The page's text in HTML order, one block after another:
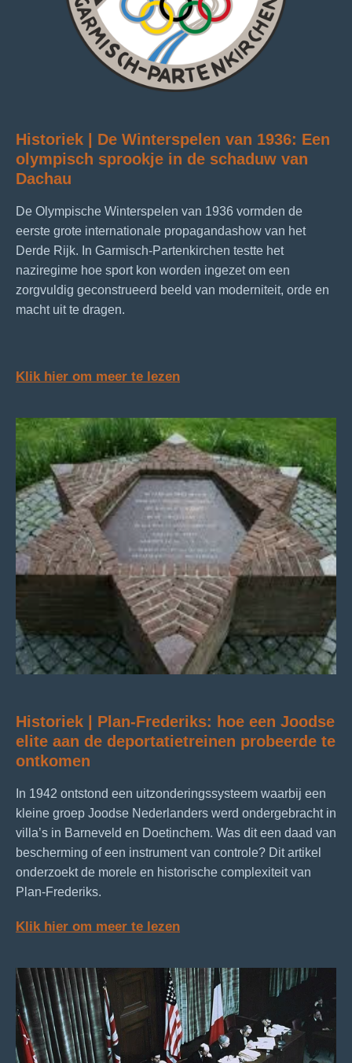
Historiek | De Winterspelen van 1936: Een
olympisch sprookje in de schaduw van
Dachau
De Olympische Winterspelen van 1936 vormden de
eerste grote internationale propagandashow van het
Derde Rijk. In Garmisch‑Partenkirchen testte het
naziregime hoe sport kon worden ingezet om een
zorgvuldig geconstrueerd beeld van moderniteit, orde en
macht uit te dragen.
Klik hier om meer te lezen
Historiek | Plan-Frederiks: hoe een Joodse
elite aan de deportatietreinen probeerde te
ontkomen
In 1942 ontstond een uitzonderingssysteem waarbij een
kleine groep Joodse Nederlanders werd ondergebracht in
villa’s in Barneveld en Doetinchem. Was dit een daad van
bescherming of een instrument van controle? Dit artikel
onderzoekt de morele en historische complexiteit van
Plan‑Frederiks.
Klik hier om meer te lezen